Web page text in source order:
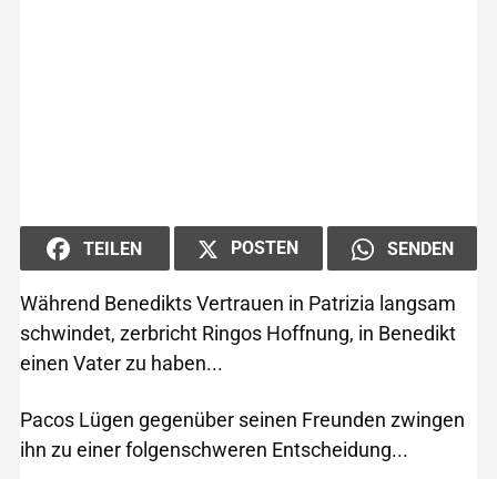
TEILEN POSTEN SENDEN
Während Benedikts Vertrauen in Patrizia langsam
schwindet, zerbricht Ringos Hoffnung, in Benedikt
einen Vater zu haben...
Pacos Lügen gegenüber seinen Freunden zwingen
ihn zu einer folgenschweren Entscheidung...